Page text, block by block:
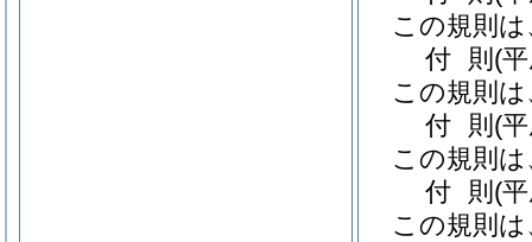
この規則
付 則 (
この規則
付 則 (
この規則
付 則 (
この規則